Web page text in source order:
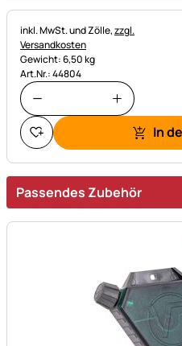
Steuerhinweis:
inkl. MwSt. und Zölle,zzgl.
Versandkosten
Gewicht: 6,50 kg
Art.Nr.: 44804
In
Passendes Zubehör